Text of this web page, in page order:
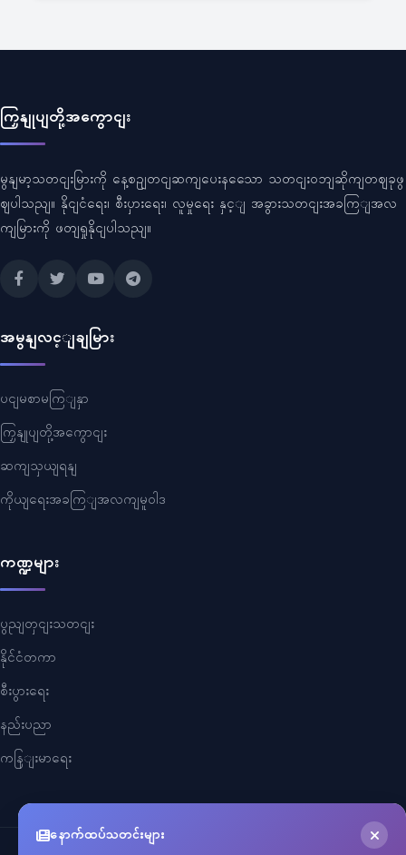
ကြှနျုပျတို့အကွောငျး
မွနျမာ့သတငျးမြားကို နေ့စဥျတငျဆကျပေးနသေော သတငျးဝဘျဆိုကျတဈခုဖွ
ဈပါသညျ။ နိုငျငံရေး၊ စီးပှားရေး၊ လူမှုရေး နှင့ျ အခွားသတငျးအခကြျအလ
ကျမြားကို ဖတျရှုနိုငျပါသညျ။
အမွနျလင့ျချမြား
ပငျမစာမကြျနှာ
ကြှနျုပျတို့အကွောငျး
ဆကျသှယျရနျ
ကိုယျရေးအခကြျအလကျမူဝါဒ
ကဏ္ဍများ
ပွညျတှငျးသတငျး
နိုင်ငံတကာ
စီးပွားရေး
နည်းပညာ
ကနြျးမာရေး
နောက်ထပ်သတင်းများ